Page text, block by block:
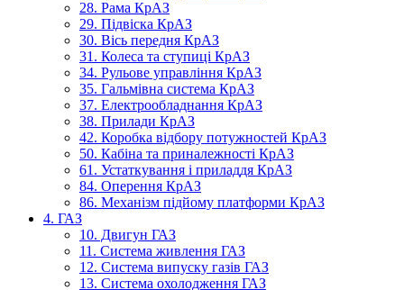
28. Рама КрАЗ
29. Підвіска КрАЗ
30. Вісь передня КрАЗ
31. Колеса та ступиці КрАЗ
34. Рульове управління КрАЗ
35. Гальмівна система КрАЗ
37. Електрообладнання КрАЗ
38. Прилади КрАЗ
42. Коробка відбору потужностей КрАЗ
50. Кабіна та приналежності КрАЗ
61. Устаткування і приладдя КрАЗ
84. Оперення КрАЗ
86. Механізм підйому платформи КрАЗ
4. ГАЗ
10. Двигун ГАЗ
11. Система живлення ГАЗ
12. Система випуску газів ГАЗ
13. Система охолодження ГАЗ